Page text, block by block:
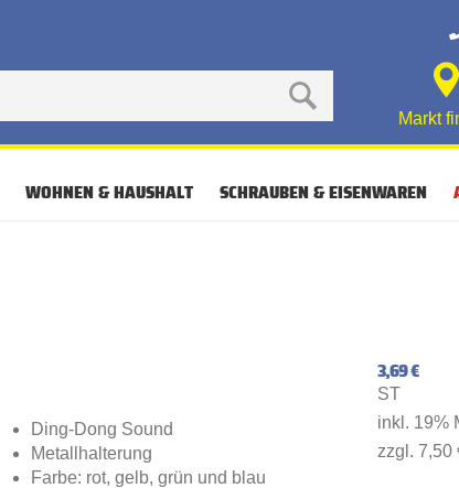
Markt
WOHNEN & HAUSHALT SCHRAUBEN & EISENWAREN
Ding-Dong Sound
Metallhalterung
Farbe: rot, gelb, grün und blau
3,69 €
ST
inkl. 19%
zzgl. 7,50